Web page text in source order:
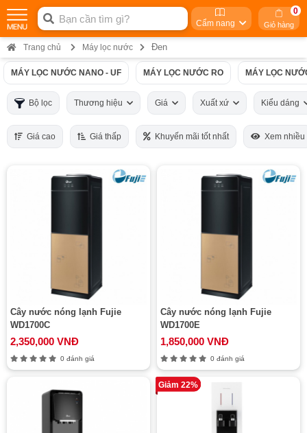
Cẩm nang Giỏ hàng
0
Trang chủ Máy lọc nước Đen
MÁY LỌC NƯỚC NANO - UF MÁY LỌC NƯỚC RO MÁY LỌC
Bộ lọc Thương hiệu Giá Xuất xứ Kiểu dáng
Giá cao Giá thấp Khuyến mãi tốt nhất Xem nhiều
Cây nước nóng lạnh Fujie
WD1700C
2,350,000 VNĐ
0 đánh giá
Cây nước nóng lạnh Fujie
WD1700E
1,850,000 VNĐ
0 đánh giá
Giảm 22%